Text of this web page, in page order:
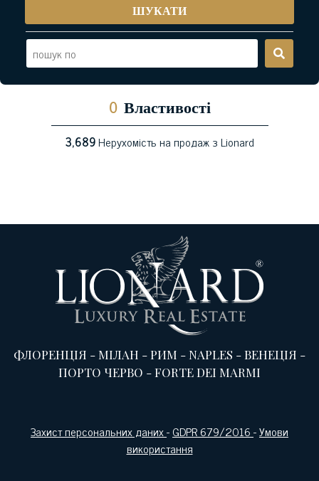
ШУКАТИ
0 Властивості
3,689Нерухомість на продаж з Lionard
ФЛОРЕНЦІЯ -МІЛАН -РИМ -NAPLES -ВЕНЕЦІЯ -
ПОРТО ЧЕРВО -FORTE DEI MARMI
Захист персональних даних-GDPR 679/2016-Умови
використання